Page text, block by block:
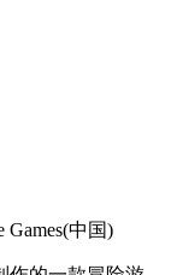
Games(中国)